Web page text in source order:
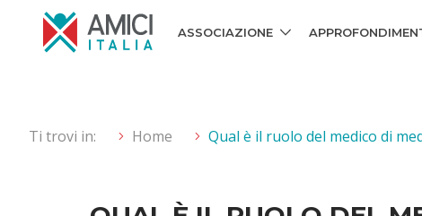
ASSOCIAZIONE
Ti trovi in: Home Qual è il ruolo del medico di